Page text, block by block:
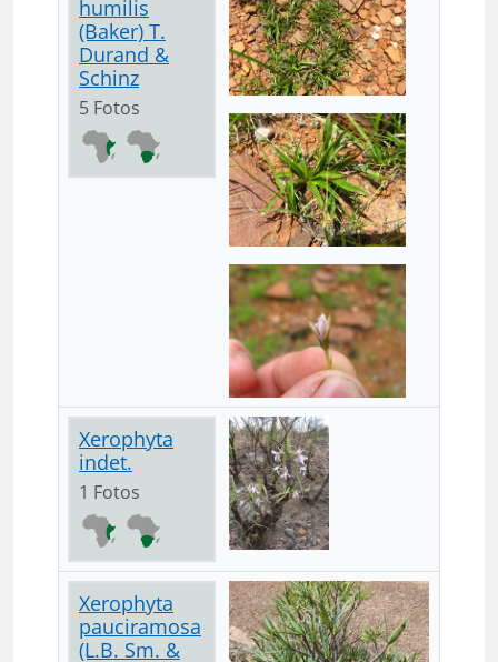
humilis
(Baker) T.
Durand &
Schinz
5 Fotos
Xerophyta
indet.
1 Fotos
Xerophyta
pauciramosa
(L.B. Sm. &